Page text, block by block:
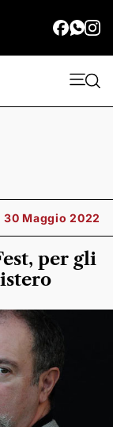
30 Maggio 2022
per gli